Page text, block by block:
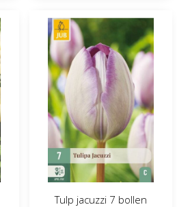
Tulp jacuzzi 7 bollen